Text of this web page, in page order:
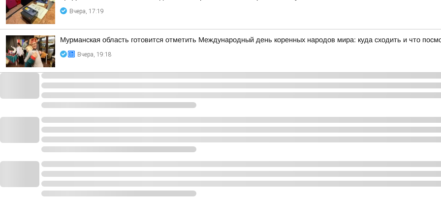
Вчера, 17:19
Мурманская область готовится отметить Международный день коренных народов мира: куда сходить и что
Вчера, 19:18